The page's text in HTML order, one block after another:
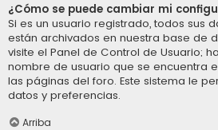
¿Cómo se puede cambiar mi
Si es un usuario registrado, todos sus
están archivados en nuestra base de
visite el Panel de Control de Usuario;
nombre de usuario que se encuentra
las páginas del foro. Este sistema le
datos y preferencias.
Arriba